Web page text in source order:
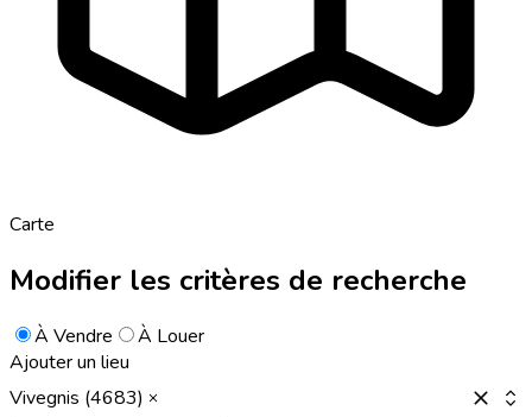
Carte
Modifier les critères de recherche
À Vendre
À Louer
Ajouter un lieu
Vivegnis (4683)